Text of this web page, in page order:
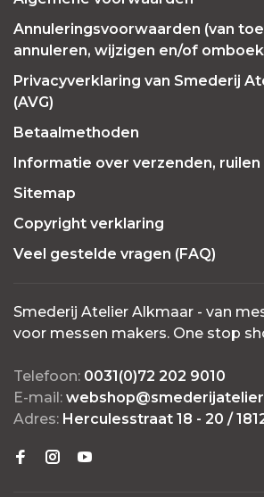
Annuleringsvoorwaarden (van
annuleren, wijzigen en/of
Privacyverklaring van Smederij
(AVG)
Betaalmethoden
Informatie over verzenden,
Sitemap
Copyright verklaring
Veel gestelde vragen (FAQ)
Smederij Atelier Alkmaar - van
voor messen makers. One stop
Telefoon: 0031(0)72 202 9010
E-mail:
Adres: Herculesstraat 18 - 20 /